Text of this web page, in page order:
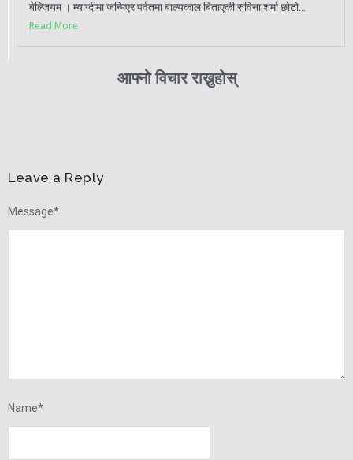
बेल्जियम । म्याग्दीमा जन्मिएर पर्वतमा बाल्यकाल बिताएकी रुविना शर्मा छोटो...
Read More
आफ्नो विचार राख्नुहोस्
Leave a Reply
Message*
Name*